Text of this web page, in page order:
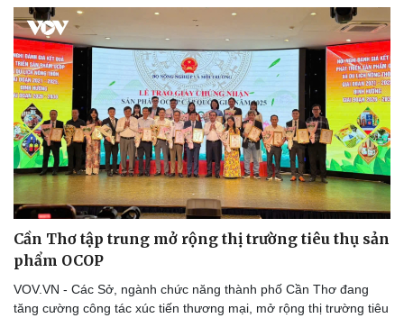
Cần Thơ tập trung mở rộng thị trường tiêu thụ sản
phẩm OCOP
VOV.VN - Các Sở, ngành chức năng thành phố Cần Thơ đang
tăng cường công tác xúc tiến thương mại, mở rộng thị trường tiêu